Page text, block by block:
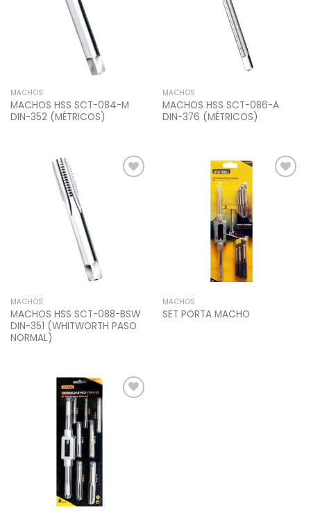
MACHOS
MACHOS HSS SCT-084-M
DIN-352 (MÉTRICOS)
MACHOS
MACHOS HSS SCT-086-A
DIN-376 (MÉTRICOS)
MACHOS
MACHOS HSS SCT-088-BSW
DIN-351 (WHITWORTH PASO
NORMAL)
MACHOS
SET PORTA MACHO